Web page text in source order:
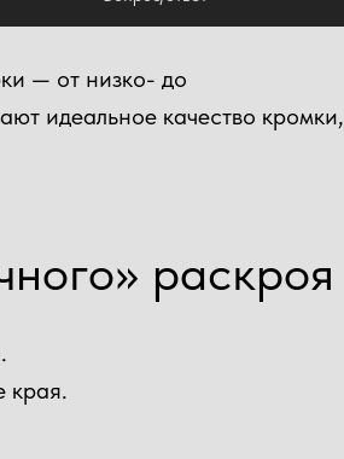
— от низко- до
идеальное качество кромки,
раскроя
края.